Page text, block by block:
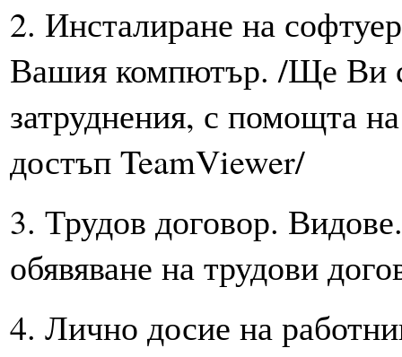
2. Инсталиране на
Вашия компютър. /Ще Ви
затруднения, с помощта
достъп TeamViewer/
3. Трудов договор.
обявяване на трудови
4. Лично досие на